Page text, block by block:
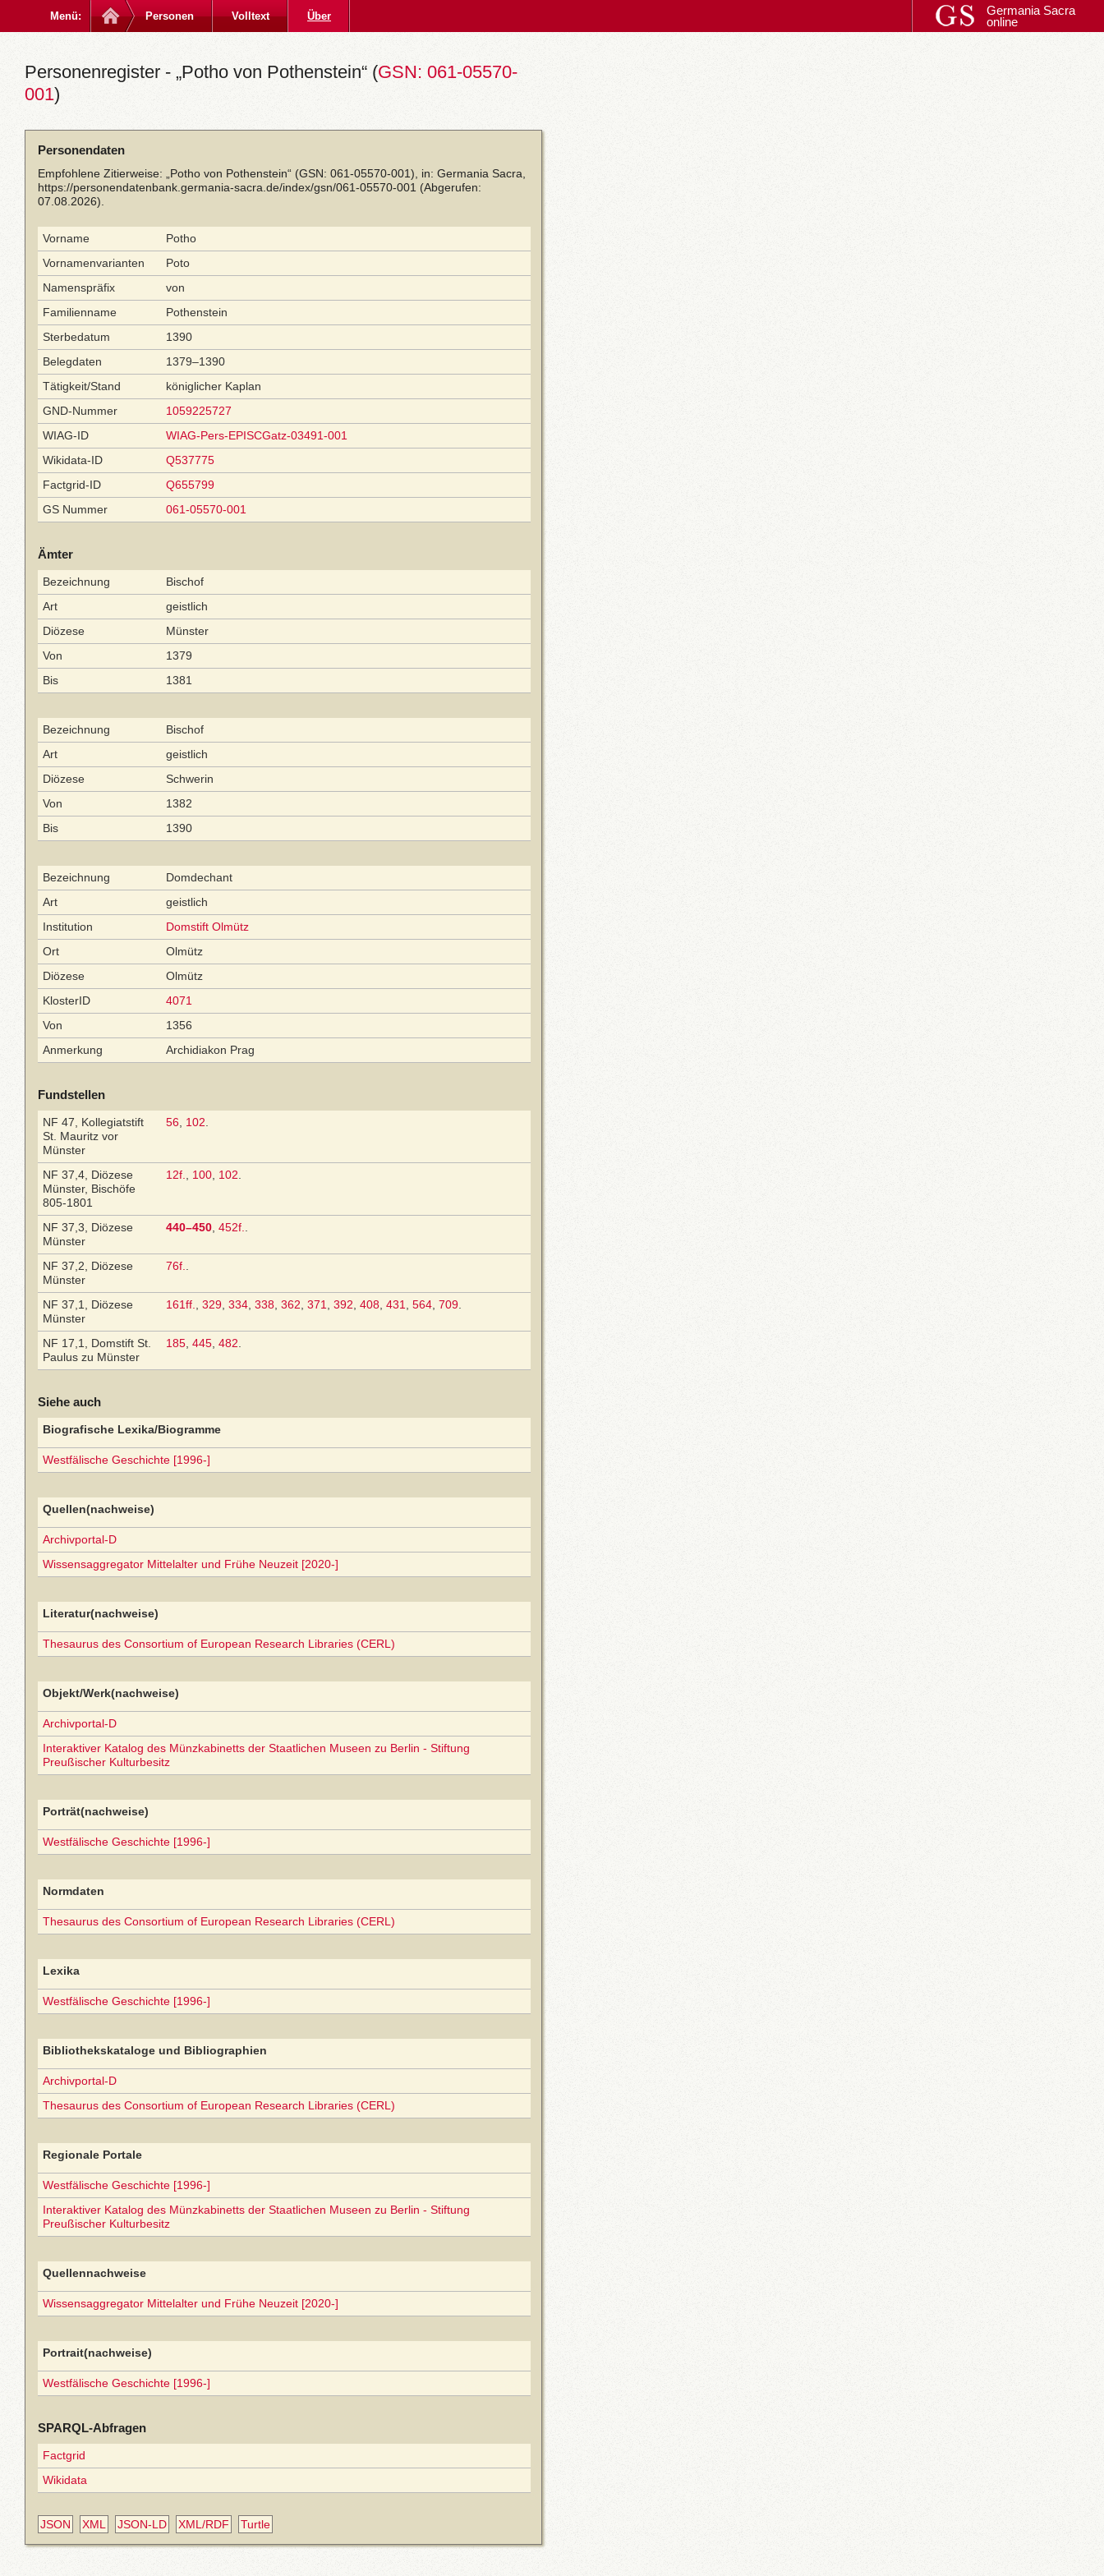
Menü: Personen Volltext Über
Germania Sacra
online
Personenregister - „Potho von Pothenstein“ (GSN: 061-05570-
001)
Personendaten
Empfohlene Zitierweise: „Potho von Pothenstein“ (GSN: 061-05570-001), in: Germania Sacra,
https://personendatenbank.germania-sacra.de/index/gsn/061-05570-001 (Abgerufen:
07.08.2026).
Vorname
Potho
Vornamenvarianten
Poto
Namenspräfix
von
Familienname
Pothenstein
Sterbedatum
1390
Belegdaten
1379–1390
Tätigkeit/Stand
königlicher Kaplan
GND-Nummer
1059225727
WIAG-ID
WIAG-Pers-EPISCGatz-03491-001
Wikidata-ID
Q537775
Factgrid-ID
Q655799
GS Nummer
061-05570-001
Ämter
Bezeichnung
Bischof
Art
geistlich
Diözese
Münster
Von
1379
Bis
1381
Bezeichnung
Bischof
Art
geistlich
Diözese
Schwerin
Von
1382
Bis
1390
Bezeichnung
Domdechant
Art
geistlich
Institution
Domstift Olmütz
Ort
Olmütz
Diözese
Olmütz
KlosterID
4071
Von
1356
Anmerkung
Archidiakon Prag
Fundstellen
NF 47, Kollegiatstift
St. Mauritz vor
Münster
56 102
NF 37,4, Diözese
Münster, Bischöfe
805-1801
12f. 100 102
NF 37,3, Diözese
Münster
440–450 452f.
NF 37,2, Diözese
Münster
76f.
NF 37,1, Diözese
Münster
161ff. 329 334 338 362 371 392 408 431 564 709
NF 17,1, Domstift St.
Paulus zu Münster
185 445 482
Siehe auch
Biografische Lexika/Biogramme
Westfälische Geschichte [1996-]
Quellen(nachweise)
Archivportal-D
Wissensaggregator Mittelalter und Frühe Neuzeit [2020-]
Literatur(nachweise)
Thesaurus des Consortium of European Research Libraries (CERL)
Objekt/Werk(nachweise)
Archivportal-D
Interaktiver Katalog des Münzkabinetts der Staatlichen Museen zu Berlin - Stiftung
Preußischer Kulturbesitz
Porträt(nachweise)
Westfälische Geschichte [1996-]
Normdaten
Thesaurus des Consortium of European Research Libraries (CERL)
Lexika
Westfälische Geschichte [1996-]
Bibliothekskataloge und Bibliographien
Archivportal-D
Thesaurus des Consortium of European Research Libraries (CERL)
Regionale Portale
Westfälische Geschichte [1996-]
Interaktiver Katalog des Münzkabinetts der Staatlichen Museen zu Berlin - Stiftung
Preußischer Kulturbesitz
Quellennachweise
Wissensaggregator Mittelalter und Frühe Neuzeit [2020-]
Portrait(nachweise)
Westfälische Geschichte [1996-]
SPARQL-Abfragen
Factgrid
Wikidata
JSON XML JSON-LD XML/RDF Turtle